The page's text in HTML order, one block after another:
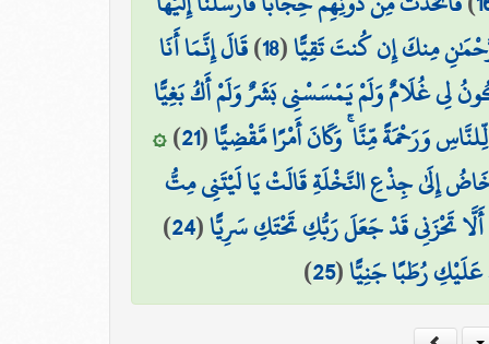
مِنكَ إِن كُنتَ تَقِيًّا(
18
)قَالَ إِنَّمَا أَنَا
لِي غُلَامٌ وَلَمْ يَمْسَسْنِي بَشَرٌ وَلَمْ أَكُ بَغِيًّا
وَرَحْمَةً مِّنَّا ۚ وَكَانَ أَمْرًا مَّقْضِيًّا(
21
)۞
إِلَىٰ جِذْعِ النَّخْلَةِ قَالَتْ يَا لَيْتَنِي مِتُّ
أَلَّا تَحْزَنِي قَدْ جَعَلَ رَبُّكِ تَحْتَكِ سَرِيًّا(
24
)
رُطَبًا جَنِيًّا(
25
)